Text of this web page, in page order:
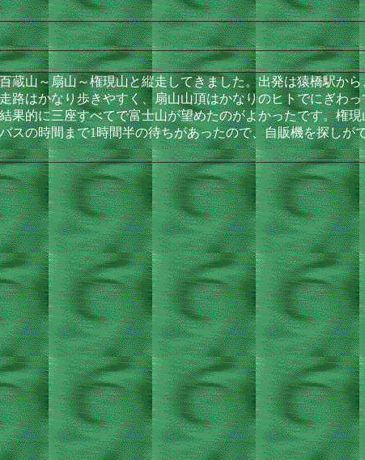
山～扇山～権現山と縦走してきました。出発は猿橋駅か
はかなり歩きやすく、扇山山頂はかなりのヒトでにぎわ
的に三座すべてで富士山が望めたのがよかったです。権
の時間まで1時間半の待ちがあったので、自販機を探しが